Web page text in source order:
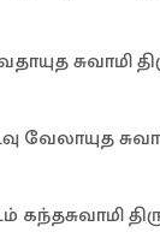
சுவாமி
வேலாயுத
கந்தசுவாமி